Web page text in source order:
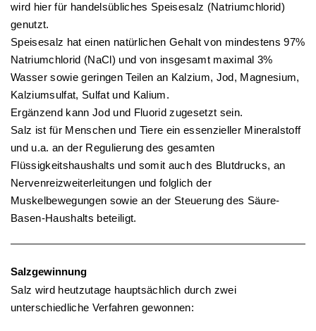
wird hier für handelsübliches Speisesalz (Natriumchlorid)
genutzt.
Speisesalz hat einen natürlichen Gehalt von mindestens 97%
Natriumchlorid (NaCl) und von insgesamt maximal 3%
Wasser sowie geringen Teilen an Kalzium, Jod, Magnesium,
Kalziumsulfat, Sulfat und Kalium.
Ergänzend kann Jod und Fluorid zugesetzt sein.
Salz ist für Menschen und Tiere ein essenzieller Mineralstoff
und u.a. an der Regulierung des gesamten
Flüssigkeitshaushalts und somit auch des Blutdrucks, an
Nervenreizweiterleitungen und folglich der
Muskelbewegungen sowie an der Steuerung des Säure-
Basen-Haushalts beteiligt.
Salzgewinnung
Salz wird heutzutage hauptsächlich durch zwei
unterschiedliche Verfahren gewonnen: